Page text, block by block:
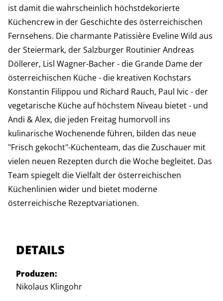
ist damit die wahrscheinlich höchstdekorierte
Küchencrew in der Geschichte des österreichischen
Fernsehens. Die charmante Patissière Eveline Wild aus
der Steiermark, der Salzburger Routinier Andreas
Döllerer, Lisl Wagner-Bacher - die Grande Dame der
österreichischen Küche - die kreativen Kochstars
Konstantin Filippou und Richard Rauch, Paul Ivic - der
vegetarische Küche auf höchstem Niveau bietet - und
Andi & Alex, die jeden Freitag humorvoll ins
kulinarische Wochenende führen, bilden das neue
"Frisch gekocht"-Küchenteam, das die Zuschauer mit
vielen neuen Rezepten durch die Woche begleitet. Das
Team spiegelt die Vielfalt der österreichischen
Küchenlinien wider und bietet moderne
österreichische Rezeptvariationen.
DETAILS
Produzen:
Nikolaus Klingohr